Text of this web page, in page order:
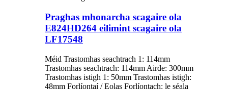
Praghas mhonarcha scagaire ola
E824HD264 eilimint scagaire ola
LF17548
Méid Trastomhas seachtrach 1: 114mm
Trastomhas seachtrach: 114mm Airde: 300mm
Trastomhas istigh 1: 50mm Trastomhas istigh:
48mm Forlíontaí / Eolas Forlíontach: le séala